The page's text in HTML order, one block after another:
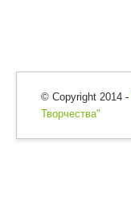
© Copyright 2014 -
Творчества"